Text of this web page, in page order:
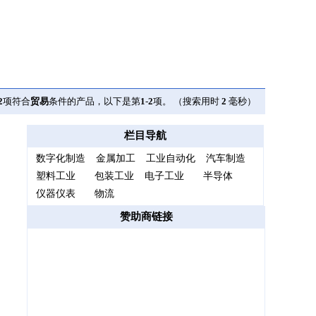
项符合贸易条件的产品，以下是第1-2项。 （搜索用时 2 毫秒）
栏目导航
数字化制造 金属加工 工业自动化
汽车制造
塑料工业
包装工业 电子工业
半导体
仪器仪表
物流
赞助商链接